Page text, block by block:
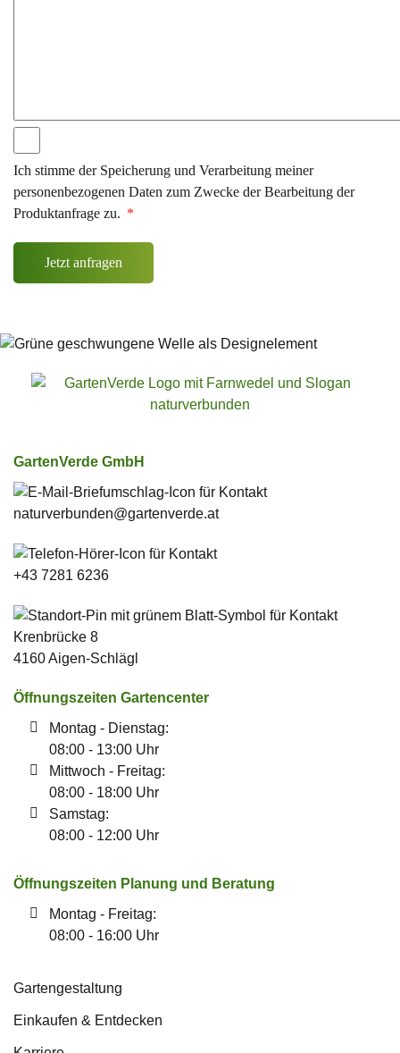
Ich stimme der Speicherung und Verarbeitung meiner
personenbezogenen Daten zum Zwecke der Bearbeitung der
Produktanfrage zu. *
Jetzt anfragen
GartenVerde GmbH
naturverbunden­@gartenverde.at
+43 7281 6236
Krenbrücke 8
4160 Aigen-Schlägl
Öffnungszeiten Gartencenter
Montag - Dienstag:
08:00 - 13:00 Uhr
Mittwoch - Freitag:
08:00 - 18:00 Uhr
Samstag:
08:00 - 12:00 Uhr
Öffnungszeiten Planung und Beratung
Montag - Freitag:
08:00 - 16:00 Uhr
Gartengestaltung
Einkaufen & Entdecken